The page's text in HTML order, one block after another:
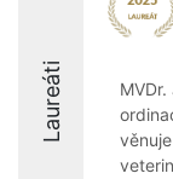
Laureáti